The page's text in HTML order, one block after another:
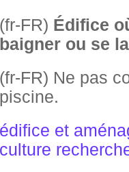
(fr-FR) Édifice
baigner ou se
(fr-FR) Ne pas
piscine.
édifice et
culture